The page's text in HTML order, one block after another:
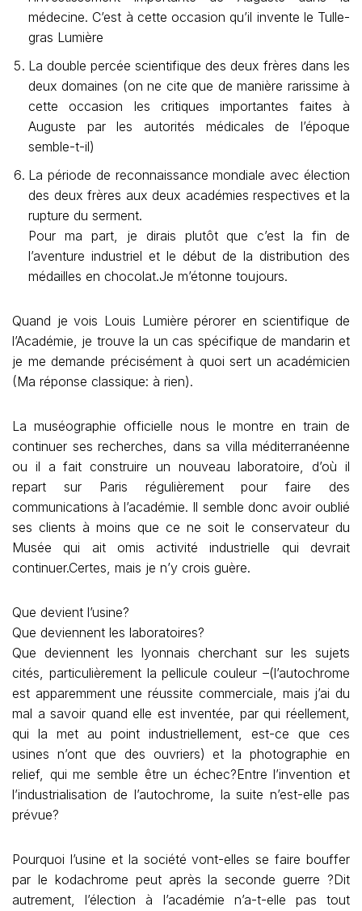
médecine. C’est à cette occasion qu’il invente le Tulle-
gras Lumière
La double percée scientifique des deux frères dans les
deux domaines (on ne cite que de manière rarissime à
cette occasion les critiques importantes faites à
Auguste par les autorités médicales de l’époque
semble-t-il)
La période de reconnaissance mondiale avec élection
des deux frères aux deux académies respectives et la
rupture du serment.
Pour ma part, je dirais plutôt que c’est la fin de
l’aventure industriel et le début de la distribution des
médailles en chocolat.Je m’étonne toujours.
Quand je vois Louis Lumière pérorer en scientifique de
l’Académie, je trouve la un cas spécifique de mandarin et
je me demande précisément à quoi sert un académicien
(Ma réponse classique: à rien).
La muséographie officielle nous le montre en train de
continuer ses recherches, dans sa villa méditerranéenne
ou il a fait construire un nouveau laboratoire, d’où il
repart sur Paris régulièrement pour faire des
communications à l’académie. Il semble donc avoir oublié
ses clients à moins que ce ne soit le conservateur du
Musée qui ait omis activité industrielle qui devrait
continuer.Certes, mais je n’y crois guère.
Que devient l’usine?
Que deviennent les laboratoires?
Que deviennent les lyonnais cherchant sur les sujets
cités, particulièrement la pellicule couleur –(l’autochrome
est apparemment une réussite commerciale, mais j’ai du
mal a savoir quand elle est inventée, par qui réellement,
qui la met au point industriellement, est-ce que ces
usines n’ont que des ouvriers) et la photographie en
relief, qui me semble être un échec?Entre l’invention et
l’industrialisation de l’autochrome, la suite n’est-elle pas
prévue?
Pourquoi l’usine et la société vont-elles se faire bouffer
par le kodachrome peut après la seconde guerre ?Dit
autrement, l’élection à l’académie n’a-t-elle pas tout